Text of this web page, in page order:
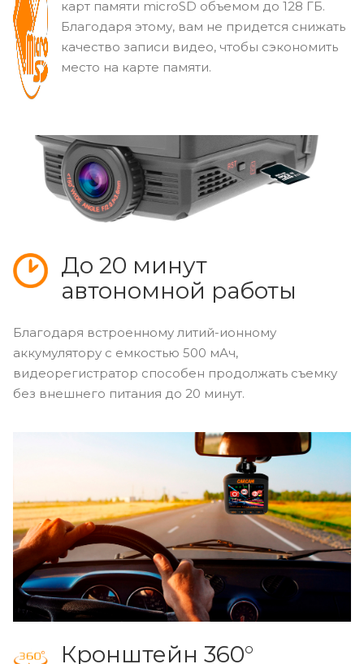
Видеорегистратор оснащен слотом для
карт памяти microSD объемом до 128 ГБ.
Благодаря этому, вам не придется снижать
качество записи видео, чтобы сэкономить
До 20 минут
автономной работы
Благодаря встроенному литий-ионному
аккумулятору с емкостью 500 мАч,
видеорегистратор способен продолжать съемку
без внешнего питания до 20 минут.